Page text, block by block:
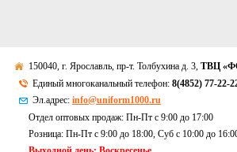
150040, г. Ярославль, пр-т. Толбухина д. 3,ТВЦ
Единый многоканальный телефон:8(4852) 77-22-
Эл.адрес:info@uniform1000.ru
Отдел оптовых продаж: Пн-Пт с 9:00 до 17:00
Розница: Пн-Пт с 9:00 до 18:00, Суб c 10:00 до